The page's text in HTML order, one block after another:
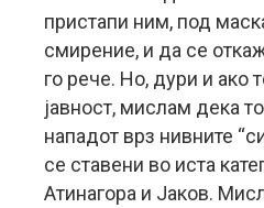
пристапи ним, под
смирение, и да се
го рече. Но, дури и ако
јавност, мислам дека
нападот врз нивните
се ставени во иста
Атинагора и Јаков.